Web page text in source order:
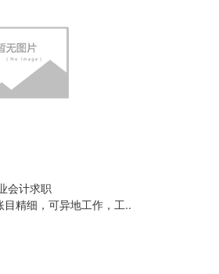
会计求职
目精细，可异地工作，工..